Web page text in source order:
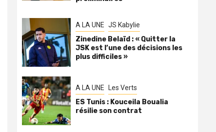
A LA UNE JS Kabylie
Zinedine Belaïd : « Quitter la
JSK est l’une des décisions les
plus difficiles »
A LA UNE Les Verts
ES Tunis : Kouceila Boualia
résilie son contrat